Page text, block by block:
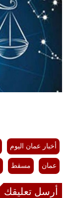
أخبار عمان اليوم
عمان مسقط
أرسل تعليقك